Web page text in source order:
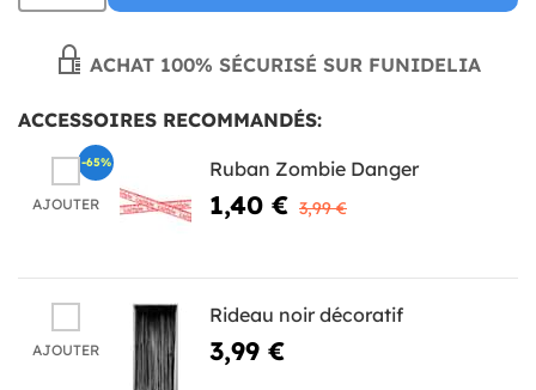
ACHAT 100% SÉCURISÉ SUR FUNIDELIA
ACCESSOIRES RECOMMANDÉS:
AJOUTER
Ruban Zombie Danger
1,40 € 3,99 €
-65%
AJOUTER
Rideau noir décoratif
3,99 €